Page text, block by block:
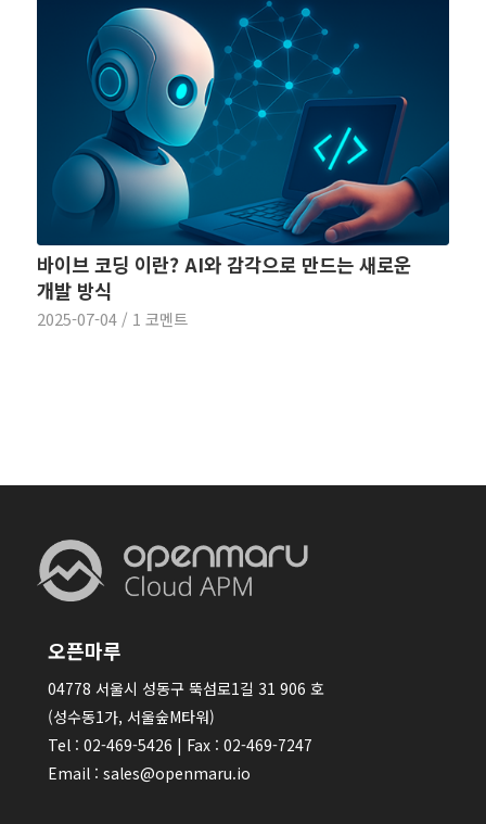
바이브 코딩 이란? AI와 감각으로 만드는 새로운
개발 방식
2025-07-04 / 1 코멘트
오픈마루
04778 서울시 성동구 뚝섬로1길 31 906 호
(성수동1가, 서울숲M타워)
Tel : 02-469-5426 | Fax : 02-469-7247
Email : sales@openmaru.io